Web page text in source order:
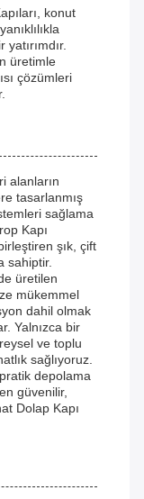
konut
üretimle
çözümleri
alanların
tasarlanmış
sağlama
Kapı
şık, çift
sahiptir.
üretilen
mükemmel
dahil olmak
Yalnızca bir
ve toplu
sağlıyoruz.
depolama
güvenilir,
Dolap Kapı